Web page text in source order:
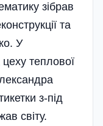
зібрав
та
У
теплової
з-під
світу.